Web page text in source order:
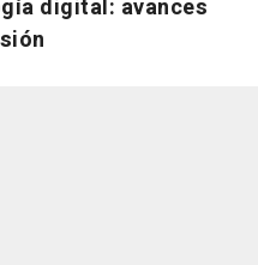
digital: avances